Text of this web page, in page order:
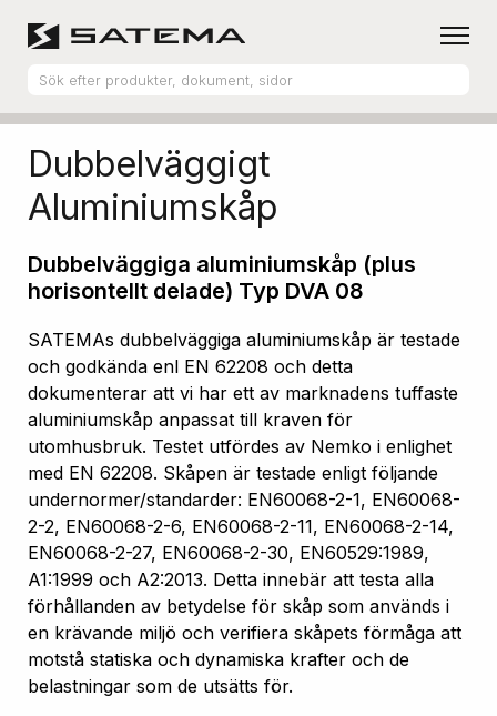
Produktsortiment Aluminiumskåp
Dubbelväggigt
Aluminiumskåp
Dubbelväggiga aluminiumskåp (plus
horisontellt delade) Typ DVA 08
SATEMAs dubbelväggiga aluminiumskåp är testade
och godkända enl EN 62208 och detta
dokumenterar att vi har ett av marknadens tuffaste
aluminiumskåp anpassat till kraven för
utomhusbruk. Testet utfördes av Nemko i enlighet
med EN 62208. Skåpen är testade enligt följande
undernormer/standarder: EN60068-2-1, EN60068-
2-2, EN60068-2-6, EN60068-2-11, EN60068-2-14,
EN60068-2-27, EN60068-2-30, EN60529:1989,
A1:1999 och A2:2013. Detta innebär att testa alla
förhållanden av betydelse för skåp som används i
en krävande miljö och verifiera skåpets förmåga att
motstå statiska och dynamiska krafter och de
belastningar som de utsätts för.